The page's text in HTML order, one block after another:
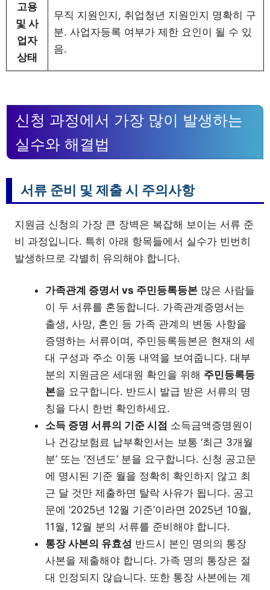
고용
및 사
업자
상태
무직 지원인지, 취업청년 지원인지 명확히 구
분. 사업자등록 여부가 제한 요인이 될 수 있
음.
신청 과정에서 가장 많이 발생하는
실수와 해결법
서류 준비 및 제출 시 주의사항
지원금 신청의 가장 큰 장벽은 복잡해 보이는 서류 준
비 과정입니다. 특히 아래 항목들에서 실수가 빈번히
발생하므로 각별히 유의해야 합니다.
가족관계 증명서 vs 주민등록등본 많은 사람들
이 두 서류를 혼동합니다. 가족관계증명서는
출생, 사망, 혼인 등 가족 관계의 변동 사항을
증명하는 서류이며, 주민등록등본은 현재의 세
대 구성과 주소 이동 내역을 보여줍니다. 대부
분의 지원금은 세대원 확인을 위해 주민등록등
본을 요구합니다. 반드시 발급 받은 서류의 명
칭을 다시 한번 확인하세요.
소득 증명 서류의 기준 시점 소득금액증명원이
나 건강보험료 납부확인서는 보통 ‘최근 3개월
분’ 또는 ‘전년도’ 분을 요구합니다. 신청 공고문
에 명시된 기준 월을 정확히 확인하지 않고 최
근 달 것만 제출하면 탈락 사유가 됩니다. 공고
문에 ‘2025년 12월 기준’이라면 2025년 10월,
11월, 12월 분의 서류를 준비해야 합니다.
통장 사본의 유효성 반드시 본인 명의의 통장
사본을 제출해야 합니다. 가족 명의 통장은 절
대 인정되지 않습니다. 또한 통장 사본에는 계